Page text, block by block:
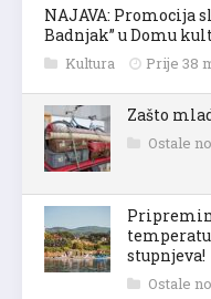
NAJAVA: Promocija
Badnjak” u Domu
Kultura Prije 38
Zašto
Ostale
stupnjeva!
Ostale